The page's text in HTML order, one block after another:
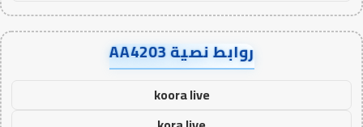
روابط نصية AA4203
koora live